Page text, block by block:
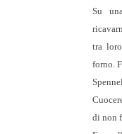
Su
tra
forno.
di non